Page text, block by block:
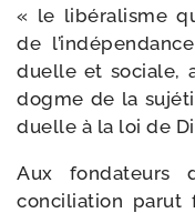
« le libé­ra­lisme
de
duelle et sociale,
dogme de la
duelle à la loi de
Aux fon­da­teurs
conci­lia­tion parut